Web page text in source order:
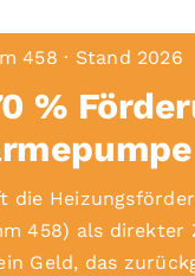
458 · Stand 2026
%
die
458) als direkter
Geld, das